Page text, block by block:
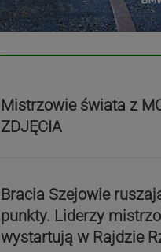
Mistrzowie świata z
ZDJĘCIA
Bracia Szejowie
punkty. Liderzy
wystartują w Rajdzie